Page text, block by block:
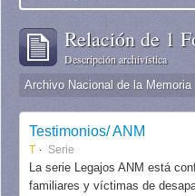
Relación de 1
Descripción archivística
Archivo Nacional de la Memoria
Testimonios/ ANM
T Serie
La serie Legajos ANM está
familiares y víctimas de